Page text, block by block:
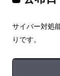
サイバー対処
りです。